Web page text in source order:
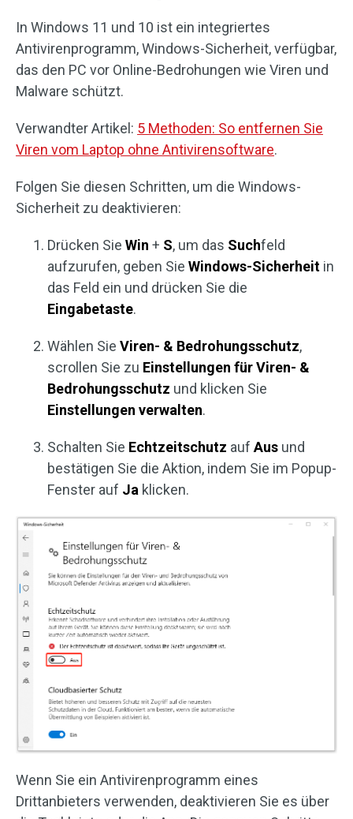
In Windows 11 und 10 ist ein integriertes
Antivirenprogramm, Windows-Sicherheit, verfügbar,
das den PC vor Online-Bedrohungen wie Viren und
Malware schützt.
Verwandter Artikel: 5 Methoden: So entfernen Sie
Viren vom Laptop ohne Antivirensoftware.
Folgen Sie diesen Schritten, um die Windows-
Sicherheit zu deaktivieren:
Drücken Sie Win + S, um das Suchfeld
aufzurufen, geben Sie Windows-Sicherheit in
das Feld ein und drücken Sie die
Eingabetaste.
Wählen Sie Viren- & Bedrohungsschutz,
scrollen Sie zu Einstellungen für Viren- &
Bedrohungsschutz und klicken Sie
Einstellungen verwalten.
Schalten Sie Echtzeitschutz aufAus und
bestätigen Sie die Aktion, indem Sie im Popup-
Fenster auf Ja klicken.
Wenn Sie ein Antivirenprogramm eines
Drittanbieters verwenden, deaktivieren Sie es über